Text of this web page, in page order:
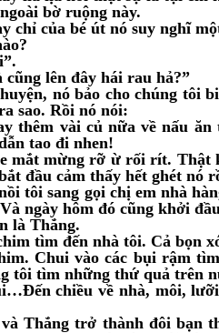
bờ ruộng này.
chỉ của bé út nó suy nghĩ
cũng lên đây hái rau hả?”
nó bảo cho chúng tôi
sao. Rồi nó nói:
vài củ nữa về nấu ăn
tao đi nhen!
mắt mừng rỡ ừ rối rít. Thật
đầu cảm thấy hết ghét nó
tôi sang gọi chị em nhà
ngày hôm đó cũng khởi
là Thắng.
tìm đến nhà tôi. Cả bọn
Chui vào các bụi rậm
tôi tìm những thứ quả trên
chiều về nhà, môi,
Thắng trở thành đôi bạn